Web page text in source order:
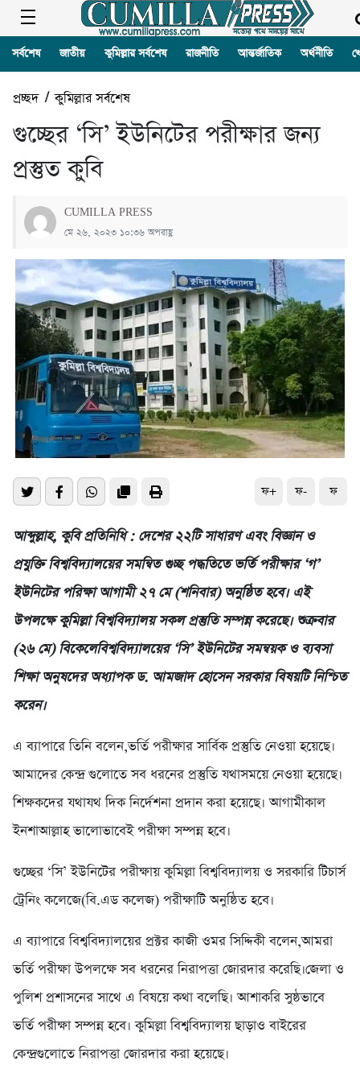
সর্বশেষ জাতীয় কুমিল্লার সর্বশেষ রাজনীতি আন্তর্জাতিক অর্থনীতি
প্রচ্ছদ/কুমিল্লার সর্বশেষ
গুচ্ছের ‘সি’ ইউনিটের পরীক্ষার জন্য
প্রস্তুত কুবি
CUMILLA PRESS
মে ২৬, ২০২৩ ১০:৩৬ অপরাহ্ণ
ফ+ ফ- ফ
আব্দুল্লাহ, কুবি প্রতিনিধি : দেশের ২২টি সাধারণ এবং বিজ্ঞান ও
প্রযুক্তি বিশ্ববিদ্যালয়ের সমন্বিত গুচ্ছ পদ্ধতিতে ভর্তি পরীক্ষার ‘গ’
ইউনিটের পরিক্ষা আগামী ২৭ মে (শনিবার) অনুষ্ঠিত হবে। এই
উপলক্ষে কুমিল্লা বিশ্ববিদ্যালয় সকল প্রস্তুতি সম্পন্ন করেছে। শুক্রবার
(২৬ মে) বিকেলেবিশ্ববিদ্যালয়ের ‘সি’ ইউনিটের সমন্বয়ক ও ব্যবসা
শিক্ষা অনুষদের অধ্যাপক ড. আমজাদ হোসেন সরকার বিষয়টি নিশ্চিত
করেন।
এ ব্যাপারে তিনি বলেন,ভর্তি পরীক্ষার সার্বিক প্রস্তুতি নেওয়া হয়েছে।
আমাদের কেন্দ্র গুলোতে সব ধরনের প্রস্তুতি যথাসময়ে নেওয়া হয়েছে।
শিক্ষকদের যথাযথ দিক নির্দেশনা প্রদান করা হয়েছে। আগামীকাল
ইনশাআল্লাহ ভালোভাবেই পরীক্ষা সম্পন্ন হবে।
গুচ্ছের ‘সি’ ইউনিটের পরীক্ষায় কুমিল্লা বিশ্ববিদ্যালয় ও সরকারি টিচার্স
ট্রেনিং কলেজে(বি.এড কলেজ) পরীক্ষাটি অনুষ্ঠিত হবে।
এ ব্যাপারে বিশ্ববিদ্যালয়ের প্রক্টর কাজী ওমর সিদ্দিকী বলেন,আমরা
ভর্তি পরীক্ষা উপলক্ষে সব ধরনের নিরাপত্তা জোরদার করেছি।জেলা ও
পুলিশ প্রশাসনের সাথে এ বিষয়ে কথা বলেছি। আশাকরি সুষ্ঠভাবে
ভর্তি পরীক্ষা সম্পন্ন হবে। কুমিল্লা বিশ্ববিদ্যালয় ছাড়াও বাইরের
কেন্দ্রগুলোতে নিরাপত্তা জোরদার করা হয়েছে।